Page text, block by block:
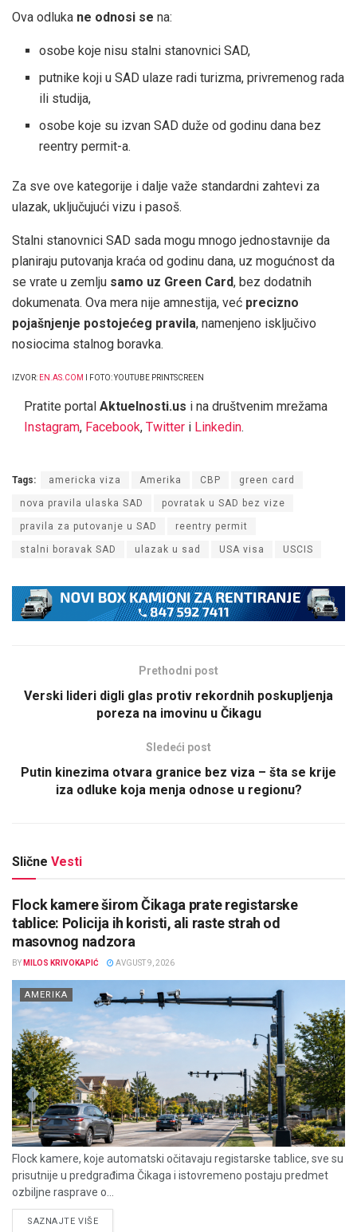
Ova odluka ne odnosi se na:
osobe koje nisu stalni stanovnici SAD,
putnike koji u SAD ulaze radi turizma, privremenog rada
ili studija,
osobe koje su izvan SAD duže od godinu dana bez
reentry permit-a.
Za sve ove kategorije i dalje važe standardni zahtevi za
ulazak, uključujući vizu i pasoš.
Stalni stanovnici SAD sada mogu mnogo jednostavnije da
planiraju putovanja kraća od godinu dana, uz mogućnost da
se vrate u zemlju samo uz Green Card, bez dodatnih
dokumenata. Ova mera nije amnestija, već precizno
pojašnjenje postojećeg pravila, namenjeno isključivo
nosiocima stalnog boravka.
IZVOR: EN.AS.COM I FOTO: YOUTUBE PRINTSCREEN
Pratite portal Aktuelnosti.us i na društvenim mrežama
Instagram, Facebook, Twitter i Linkedin.
Tags: americka viza Amerika CBP green card
nova pravila ulaska SAD povratak u SAD bez vize
pravila za putovanje u SAD reentry permit
stalni boravak SAD ulazak u sad USA visa USCIS
Prethodni post
Verski lideri digli glas protiv rekordnih poskupljenja
poreza na imovinu u Čikagu
Sledeći post
Putin kinezima otvara granice bez viza – šta se krije
iza odluke koja menja odnose u regionu?
Slične Vesti
Flock kamere širom Čikaga prate registarske
tablice: Policija ih koristi, ali raste strah od
masovnog nadzora
BY MILOS KRIVOKAPIĆ AVGUST 9, 2026
AMERIKA
Flock kamere, koje automatski očitavaju registarske tablice, sve su
prisutnije u predgrađima Čikaga i istovremeno postaju predmet
ozbiljne rasprave o...
SAZNAJTE VIŠEDETAILS